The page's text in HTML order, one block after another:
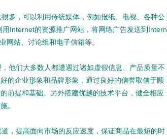
多，可以利用传统媒体，例如报纸、电视、各种公
Internet的资源推广网站，将网络广告发送到Intern
网站、讨论组和电子信箱等。
他们大多数人都遭遇过诸如虚假信息、产品质量不
的企业形象和品牌形象，通过良好的信誉取信于顾
前提和基础。另外搭建优越的技术平台，健全相应
。
，提高面向市场的反应速度，保证商品在最短的时